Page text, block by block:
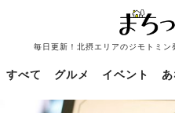
毎日更新！北摂エリアのジモトミン
すべて グルメ イベント